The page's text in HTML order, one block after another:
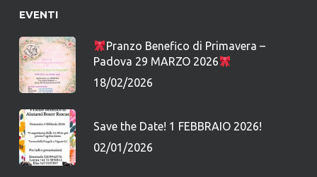
EVENTI
Pranzo Benefico di Primavera –
Padova 29 MARZO 2026
18/02/2026
Save the Date! 1 FEBBRAIO 2026!
02/01/2026